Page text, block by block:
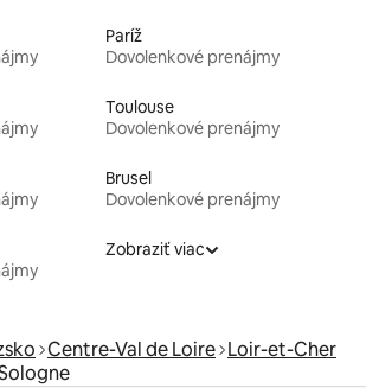
Paríž
Dovolenkové prenájmy
Toulouse
Dovolenkové prenájmy
Brusel
Dovolenkové prenájmy
Zobraziť viac
Centre-Val de Loire Loir-et-Cher